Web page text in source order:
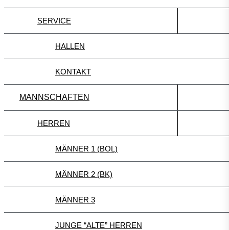
SERVICE
HALLEN
KONTAKT
MANNSCHAFTEN
HERREN
MÄNNER 1 (BOL)
MÄNNER 2 (BK)
MÄNNER 3
JUNGE “ALTE” HERREN